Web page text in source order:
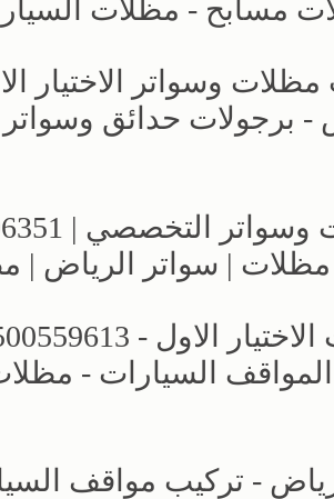
مسابح - مظلات
وسواتر الاختيار
| سواتر الرياض |
السيارات -